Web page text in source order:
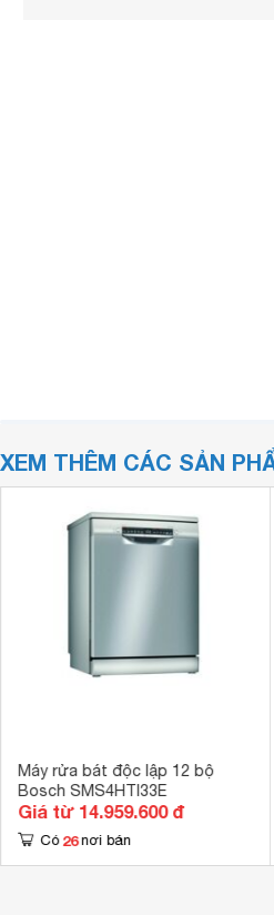
XEM THÊM CÁC SẢN
Máy rửa bát độc lập 12 bộ
Bosch SMS4HTI33E
Giá từ 14.959.600 đ
Có 26 nơi bán